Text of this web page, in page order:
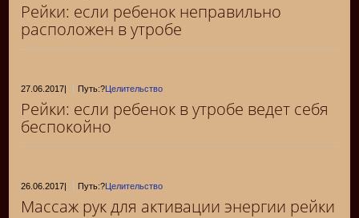
Рейки: если ребенок неправильно
расположен в утробе
27.06.2017| Путь:?Целительство
Рейки: если ребенок в утробе ведет себя
беспокойно
26.06.2017| Путь:?Целительство
Массаж рук для активации энергии рейки